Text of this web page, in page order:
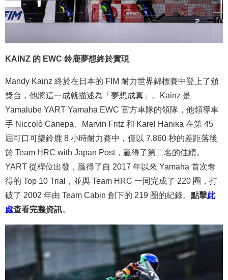
KAINZ 的 EWC 鈴鹿夢想終於實現
Mandy Kainz 終於在日本的 FIM 耐力世界錦標賽中登上了頒
獎台，他將這一成就描述為「夢想成真」。Kainz 是
Yamalube YART Yamaha EWC 官方車隊的領隊，他領導車
手 Niccolò Canepa、Marvin Fritz 和 Karel Hanika 在第 45
屆可口可樂鈴鹿 8 小時耐力賽中，僅以 7.860 秒的差距落後
於 Team HRC with Japan Post，贏得了第二名的佳績。
YART 從桿位出發，贏得了自 2017 年以來 Yamaha 首次奪
得的 Top 10 Trial，並與 Team HRC 一同完成了 220 圈，打
破了 2002 年由 Team Cabin 創下的 219 圈的紀錄。 點擊此
處查看完整資訊